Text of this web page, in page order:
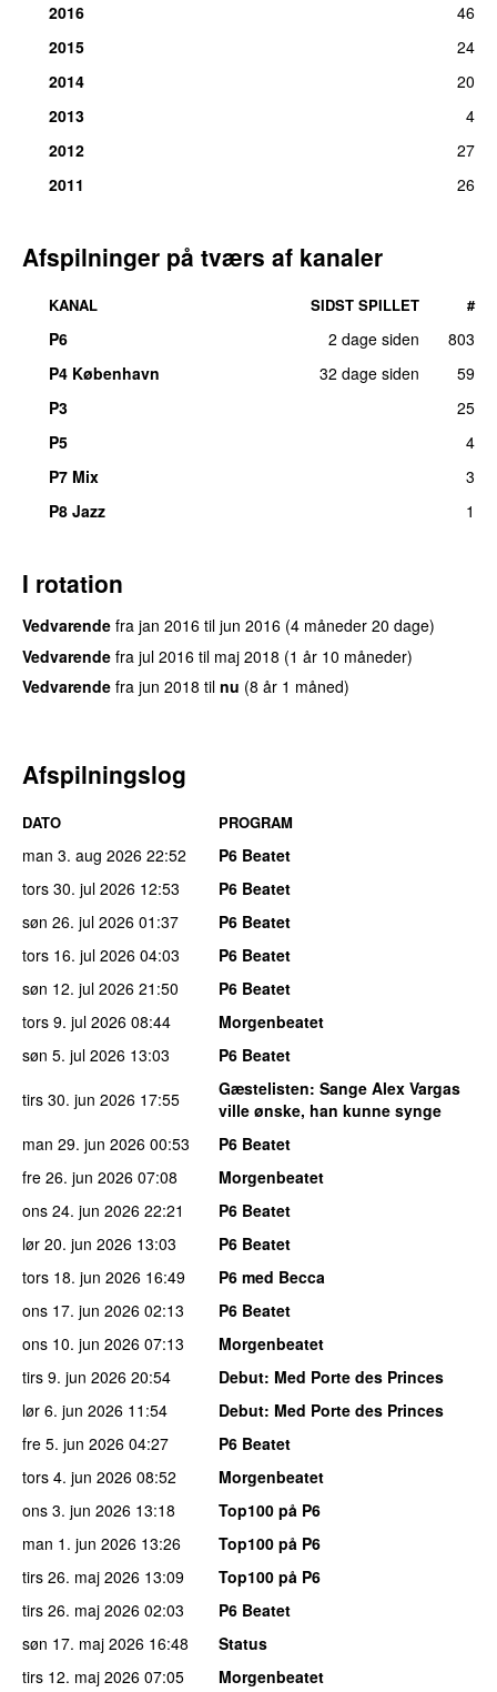
2016
46
2015
24
2014
20
2013
4
2012
27
2011
26
Afspilninger på tværs af kanaler
KANAL SIDST SPILLET #
P6 2 dage siden
803
P4 København
32 dage siden
59
P3
25
P5
4
P7 Mix
3
P8 Jazz
1
I rotation
Vedvarende fra jan 2016 til jun 2016 (4 måneder 20 dage)
Vedvarende fra jul 2016 til maj 2018 (1 år 10 måneder)
Vedvarende fra jun 2018 til nu (8 år 1 måned)
Afspilningslog
DATO PROGRAM
man 3. aug 2026 22:52
P6 Beatet
tors 30. jul 2026 12:53
P6 Beatet
søn 26. jul 2026 01:37
P6 Beatet
tors 16. jul 2026 04:03
P6 Beatet
søn 12. jul 2026 21:50
P6 Beatet
tors 9. jul 2026 08:44
Morgenbeatet
søn 5. jul 2026 13:03
P6 Beatet
tirs 30. jun 2026 17:55 Gæstelisten: Sange Alex Vargas
ville ønske, han kunne synge
man 29. jun 2026 00:53
P6 Beatet
fre 26. jun 2026 07:08
Morgenbeatet
ons 24. jun 2026 22:21
P6 Beatet
lør 20. jun 2026 13:03
P6 Beatet
tors 18. jun 2026 16:49
P6 med Becca
ons 17. jun 2026 02:13
P6 Beatet
ons 10. jun 2026 07:13
Morgenbeatet
tirs 9. jun 2026 20:54 Debut: Med Porte des Princes
lør 6. jun 2026 11:54 Debut: Med Porte des Princes
fre 5. jun 2026 04:27
P6 Beatet
tors 4. jun 2026 08:52
Morgenbeatet
ons 3. jun 2026 13:18
Top100 på P6
man 1. jun 2026 13:26
Top100 på P6
tirs 26. maj 2026 13:09
Top100 på P6
tirs 26. maj 2026 02:03
P6 Beatet
søn 17. maj 2026 16:48
Status
tirs 12. maj 2026 07:05
Morgenbeatet